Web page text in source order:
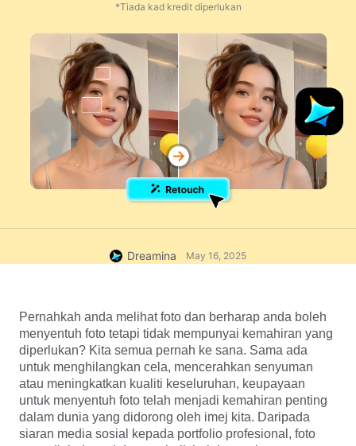
*Tiada kad kredit diperlukan
Dreamina May 16, 2025
Pernahkah anda melihat foto dan berharap anda boleh
menyentuh foto tetapi tidak mempunyai kemahiran yang
diperlukan? Kita semua pernah ke sana. Sama ada
untuk menghilangkan cela, mencerahkan senyuman
atau meningkatkan kualiti keseluruhan, keupayaan
untuk menyentuh foto telah menjadi kemahiran penting
dalam dunia yang didorong oleh imej kita. Daripada
siaran media sosial kepada portfolio profesional, foto